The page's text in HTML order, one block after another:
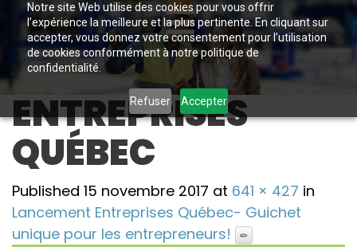
Notre site Web utilise des cookies pour vous offrir
l’expérience la meilleure et la plus pertinente. En cliquant sur
accepter, vous donnez votre consentement pour l’utilisation
de cookies conformément à notre politique de
confidentialité.
Refuser Accepter
ENTREPRISES
QUÉBEC
Published 15 novembre 2017 at 641 × 427 in
Lancement Entreprises Québec- Guichet
unique pour les entrepreneurs!